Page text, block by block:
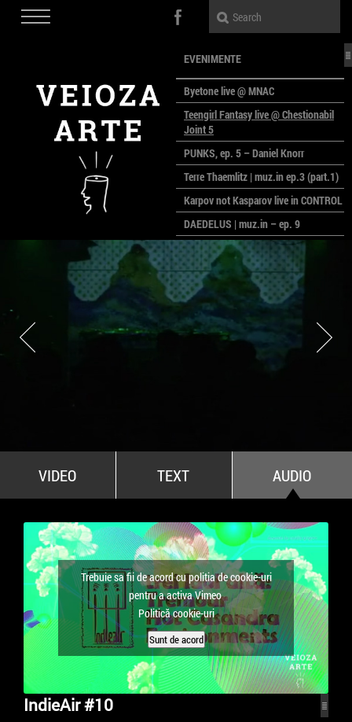
EVENIMENTE
Byetone live @ MNAC
Teengirl Fantasy live @ Chestionabil
Joint 5
PUNKS, ep. 5 – Daniel Knorr
Terre Thaemlitz | muz.in ep.3 (part.1)
Karpov not Kasparov live in CONTROL
DAEDELUS | muz.in – ep. 9
LALELE, LALELE – prima premieră a
anului la MACAZ
CinePOLSKA – filme poloneze la
București
PEOPLE OF ROMANIA se lansează la
galeria Simeza
All Stars For Outernational
VIDEO TEXT AUDIO
Trebuie sa fii de acord cu politia de cookie-uri
pentru a activa Vimeo
Politică cookie-uri
Sunt de acord
IndieAir #10